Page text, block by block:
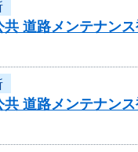
共 道路メンテナン
共 道路メンテナ